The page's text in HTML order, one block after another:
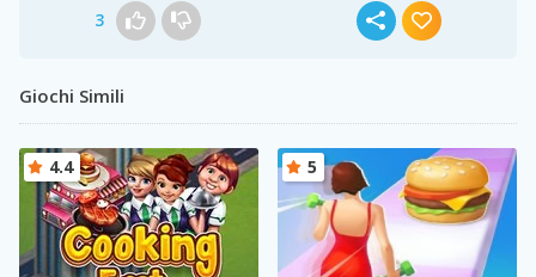
3
Giochi Simili
4.4 5